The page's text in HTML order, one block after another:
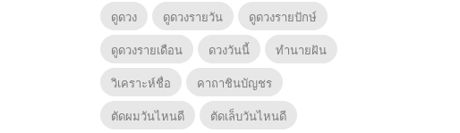
ดูดวง ดูดวงรายวัน
ดูดวงรายปักษ์
ดูดวงรายเดือน
ดวงวันนี้
ทํานายฝัน
วิเคราะห์ชื่อ
คาถาชินบัญชร
ตัดผมวันไหนดี
ตัดเล็บวันไหนดี